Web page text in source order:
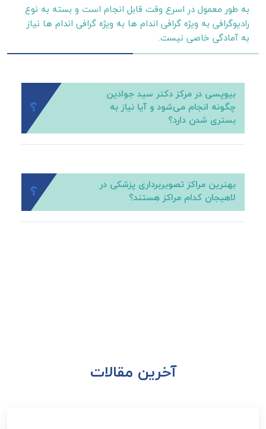
به طور معمول در اسرع وقت قابل انجام است و بسته به نوع
رادیوگرافی به ویژه گرافی اندام ها به ویژه گرافی اندام ها نیاز
به آمادگی خاصی نیست.
بیوپسی در مرکز دکتر سید جوادین
چگونه انجام می‌شود و آیا نیاز به
بستری شدن دارد؟
بهترین مراکز تصویربرداری پزشکی در
لاهیجان کدام مراکز هستند؟
آخرین مقالات